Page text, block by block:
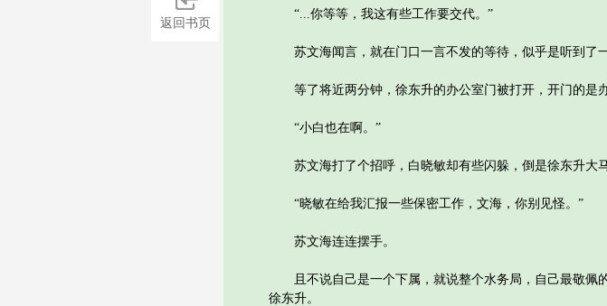
“...你等等，我这有些工作要交代。”
苏文海闻言，就在门口一言不发的等待，似乎是听到了一
等了将近两分钟，徐东升的办公室门被打开，开门的是办
“小白也在啊。”
苏文海打了个招呼，白晓敏却有些闪躲，倒是徐东升大马
“晓敏在给我汇报一些保密工作，文海，你别见怪。”
苏文海连连摆手。
且不说自己是一个下属，就说整个水务局，自己最敬佩
徐东升。
返回书页